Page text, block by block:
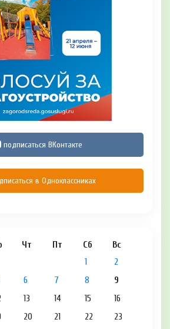
подписаться ВКонтакте
в Одноклассниках
Чт Пт Сб Вс
1
2
6 7 8
9
13 14 15
16
20 21 22
23